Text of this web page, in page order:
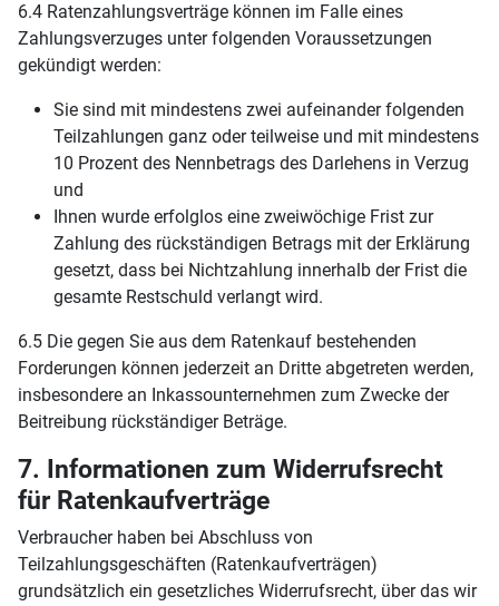
6.4 Ratenzahlungsverträge können im Falle eines
Zahlungsverzuges unter folgenden Voraussetzungen
gekündigt werden:
Sie sind mit mindestens zwei aufeinander folgenden
Teilzahlungen ganz oder teilweise und mit mindestens
10 Prozent des Nennbetrags des Darlehens in Verzug
und
Ihnen wurde erfolglos eine zweiwöchige Frist zur
Zahlung des rückständigen Betrags mit der Erklärung
gesetzt, dass bei Nichtzahlung innerhalb der Frist die
gesamte Restschuld verlangt wird.
6.5 Die gegen Sie aus dem Ratenkauf bestehenden
Forderungen können jederzeit an Dritte abgetreten werden,
insbesondere an Inkassounternehmen zum Zwecke der
Beitreibung rückständiger Beträge.
7. Informationen zum Widerrufsrecht
für Ratenkaufverträge
Verbraucher haben bei Abschluss von
Teilzahlungsgeschäften (Ratenkaufverträgen)
grundsätzlich ein gesetzliches Widerrufsrecht, über das wir